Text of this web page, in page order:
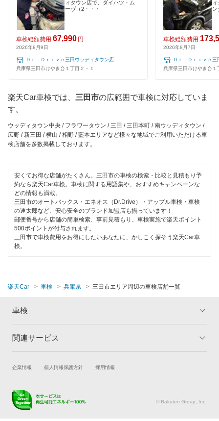
川西市
川辺郡
神崎郡
丹波篠山市
宍粟市
洲本市
宝塚市
たつの市
丹波市
豊岡市
西脇市
姫路市
三木市
南あわじ市
養父市
1日車検
夜間受付
整備保証
コンピューター診断
閉じる
エネフリ車検
安心WE！車検
ィタウン店で、ダイハツ・ム
ーヴ（2・・・
車検総額費用 67,990 円
2026年8月9日
Ｄｒ．Ｄｒｉｖｅ三田ウッディタウン店
兵庫県三田市けやき台１丁目２－１
ィ
ン
車検総額費用
2026年8月7日
Ｄｒ．Ｄｒｉｖｅ
兵庫県三田市けやき台１
楽天Car車検では、 三田市の広範囲で車検に対応していま
す。
ウッディタウン中央 / フラワータウン / 三田 / 三田本町 / 南ウッディタウン /
広野 / 新三田 / 横山 / 相野 / 藍本エリアなど様々な地域でご利用いただける車
検店舗を多数掲載しております。
安くてお得な店舗がたくさん。三田市の車検の検索・比較と見積もり予
約なら楽天Car車検。車検に関する用語集や、おすすめキャンペーンな
どの情報も満載。
三田市のオートバックス・エネオス（Dr.Drive）・アップル車検・車検
の速太郎など、安心安全のブランド加盟店も揃っています！
郵便番号から店舗の簡単検索、事前見積もり、車検実施で楽天ポイント
500ポイントが付与されます。
三田市で車検費用をお得にしたいあなたに、かしこく探そう楽天Car車
検。
楽天Car 車検 兵庫県 三田市エリア周辺の車検店舗一覧
車検
トップ
車検の基礎知識 キャンペーン一覧
関連サービス
試乗・商談 新車購入
キズ修理予約
メンテナンス管理
企業情報 個人情報保護方針 採用情報
© Rakuten Group, Inc.